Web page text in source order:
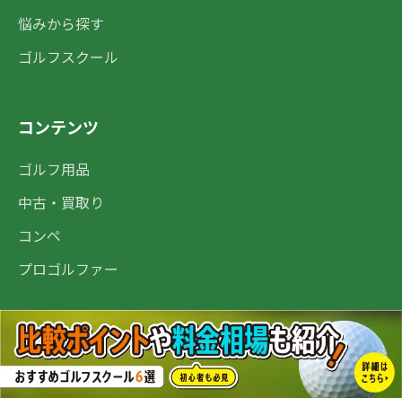
悩みから探す
ゴルフスクール
コンテンツ
ゴルフ用品
中古・買取り
コンペ
プロゴルファー
その他
トップ